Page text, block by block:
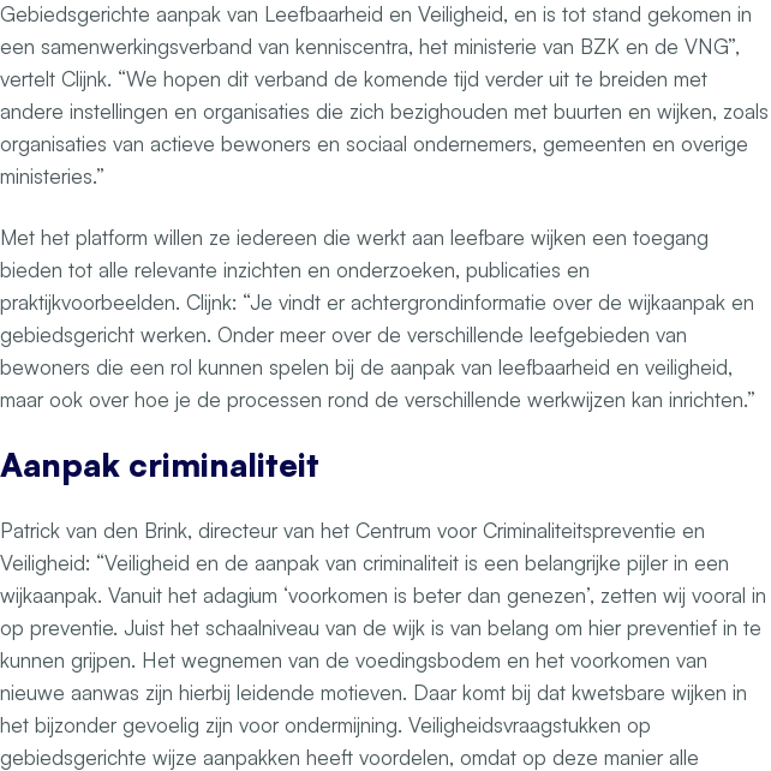
Gebiedsgerichte aanpak van Leefbaarheid en Veiligheid, en is tot stand gekomen in
een samenwerkingsverband van kenniscentra, het ministerie van BZK en de VNG”,
vertelt Clijnk. “We hopen dit verband de komende tijd verder uit te breiden met
andere instellingen en organisaties die zich bezighouden met buurten en wijken, zoals
organisaties van actieve bewoners en sociaal ondernemers, gemeenten en overige
ministeries.”
Met het platform willen ze iedereen die werkt aan leefbare wijken een toegang
bieden tot alle relevante inzichten en onderzoeken, publicaties en
praktijkvoorbeelden. Clijnk: “Je vindt er achtergrondinformatie over de wijkaanpak en
gebiedsgericht werken. Onder meer over de verschillende leefgebieden van
bewoners die een rol kunnen spelen bij de aanpak van leefbaarheid en veiligheid,
maar ook over hoe je de processen rond de verschillende werkwijzen kan inrichten.”
Aanpak criminaliteit
Patrick van den Brink, directeur van het Centrum voor Criminaliteitspreventie en
Veiligheid: “Veiligheid en de aanpak van criminaliteit is een belangrijke pijler in een
wijkaanpak. Vanuit het adagium ‘voorkomen is beter dan genezen’, zetten wij vooral in
op preventie. Juist het schaalniveau van de wijk is van belang om hier preventief in te
kunnen grijpen. Het wegnemen van de voedingsbodem en het voorkomen van
nieuwe aanwas zijn hierbij leidende motieven. Daar komt bij dat kwetsbare wijken in
het bijzonder gevoelig zijn voor ondermijning. Veiligheidsvraagstukken op
gebiedsgerichte wijze aanpakken heeft voordelen, omdat op deze manier alle